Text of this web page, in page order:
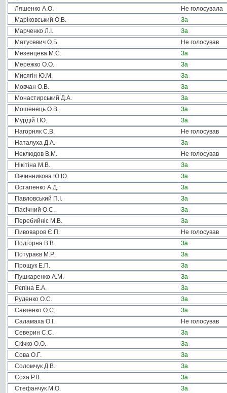
Ляшенко А.О.
Не голосувала
Маріковський О.В.
За
Марченко Л.І.
За
Матусевич О.Б.
Не голосував
Мезенцева М.С.
За
Мережко О.О.
За
Мисягін Ю.М.
За
Мовчан О.В.
За
Монастирський Д.А.
За
Мошенець О.В.
За
Мурдій І.Ю.
За
Нагорняк С.В.
Не голосував
Наталуха Д.А.
За
Неклюдов В.М.
Не голосував
Нікітіна М.В.
За
Овчинникова Ю.Ю.
За
Остапенко А.Д.
За
Павловський П.І.
За
Пасічний О.С.
За
Перебийніс М.В.
За
Пивоваров Є.П.
Не голосував
Подгорна В.В.
За
Потураєв М.Р.
За
Прощук Е.П.
За
Пушкаренко А.М.
За
Рєпіна Е.А.
За
Руденко О.С.
За
Савченко О.С.
За
Саламаха О.І.
Не голосував
Северин С.С.
За
Скічко О.О.
За
Сова О.Г.
За
Соломчук Д.В.
За
Соха Р.В.
За
Стефанчук М.О.
За